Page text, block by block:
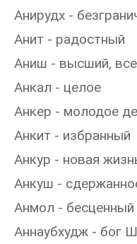
Анирудх -
Анит - радостный
Аниш - высший,
Анкал - целое
Анкер - молодое
Анкит - избранный
Анкур - новая
Анкуш -
Анмол - бесценный
Аннаубхудж - бог